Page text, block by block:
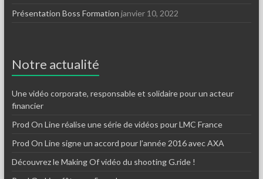
Présentation Boss Formation janvier 10, 2022
Notre actualité
Une vidéo corporate, responsable et solidaire pour un acteur
financier
Prod On Line réalise une série de vidéos pour LMC France
Prod On Line signe un accord pour l’année 2016 avec AXA
Découvrez le Making Of vidéo du shooting G.ride !